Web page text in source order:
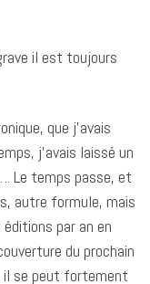
il est toujours
que j’avais
j’avais laissé un
Le temps passe, et
autre formule, mais
par an en
du prochain
il se peut fortement